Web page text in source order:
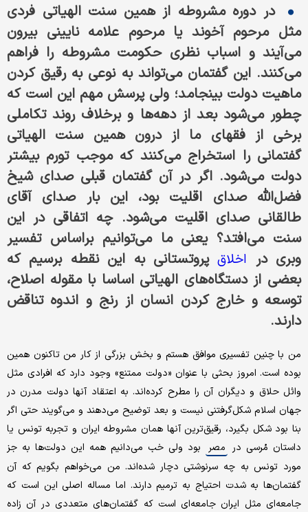
در دوره‌ مشروطه از همین سنت الهیاتی فردی
مثل مرحوم آخوند یا مرحوم علامه نایینی بیرون
می‌آیند و اسباب نظری حکومت مشروطه را فراهم
می‌کنند. این گفتمان می‌تواند به نوعی به رقیق کردن
ماهیت دولت بینجامد؛ ولی پرسش مهم این است که
چطور می‌شود بعد از دهه‌ها و برخلاف روند تکاملی
برخی از فقهای ما از درون همین سنت الهیاتی
گفتمانی را استخراج می‌کنند که موجب تورم بیشتر
دولت می‌شود. اگر در آن گفتمان قبلی صدای شیخ‌
فضل‌الله صدای اقلیت بود، این بار صدای آقای
طالقانی صدای اقلیت می‌شود. چه اتفاقی در این
سنت می‌افتد؟ یعنی ما می‌توانیم بر‌اساس تفسیر
وبری در اخلاقپروتستانی به این نقطه برسیم که
بعضی از دستگاه‌های الهیاتی اساسا با مقوله‌ اصلاح،
توسعه و خارج کردن انسان از رنج و اندوه تناقض
دارند.
‌من با چنین تفسیری موافق هستم و بخش بزرگی از کار من تا‌کنون همین
بوده است. امروز بحثی با عنوان «دولت ممتنع» وجود دارد که افرادی مثل
وائل حلاق و دیگران آن را مطرح کرده‌اند. به اعتقاد آنها دولت مدرن در
جهان اسلام شکل‌گرفتنی نیست و بعد توضیح می‌دهند و می‌گویند حتی اگر
بنا بود شکل بگیرد، رقیق‌ترین آنها همان مشروطه‌ ایران و تجربه تونس یا
داستان مُرسی در مصر
بود ولی خب می‌دانیم همه این دولت‌ها به جز
مورد تونس به چه سرنوشتی دچار شده‌اند. من می‌خواهم بگویم که آن
گفتمان‌ها به شدت احتیاج به ترمیم دارند. اما مساله‌ اصلی این است که
جامعه‌ای مثل ایران جامعه‌ای است که گفتمان‌های متعددی در آن زاده